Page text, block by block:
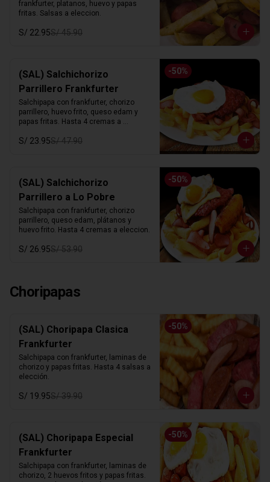
frankfurter, platanos, huevo y papas
fritas. Salsas a eleccion.
S/ 22.95S/ 45.90
-50%
(SAL) Salchichorizo
Parrillero Frankfurter
Salchipapa con frankfurter, chorizo
parrillero, huevo frito, queso edam y
papas fritas. Hasta 4 cremas a
S/ 23.95S/ 47.90
-50%
(SAL) Salchichorizo
Parrillero a Lo Pobre
Salchipapa con frankfurter, chorizo
parrillero, queso edam, plátanos y
huevo frito. Hasta 4 cremas a eleccion.
S/ 26.95S/ 53.90
Choripapas
-50%
(SAL) Choripapa Clasica
Frankfurter
Salchipapa con frankfurter, laminas de
chorizo y papas fritas. Hasta 4 salsas a
elección.
S/ 19.95S/ 39.90
-50%
(SAL) Choripapa Especial
Frankfurter
Salchipapa con frankfurter, laminas de
chorizo, 2 huevos fritos y papas fritas.